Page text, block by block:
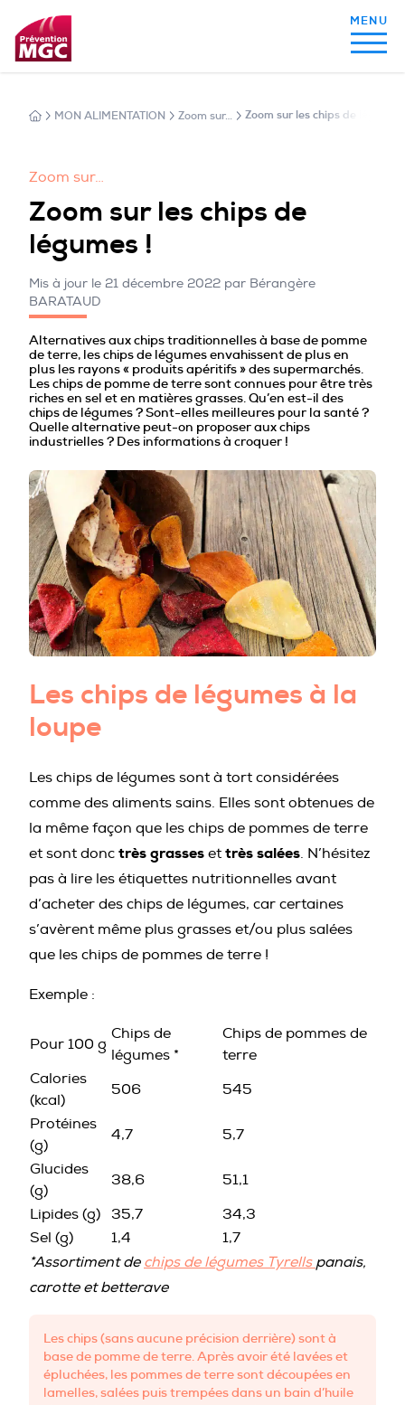
MON ALIMENTATION
MA SANTÉ AU QUOTIDIEN
PROFESSIONNELS DE LA PRÉVENTION
MON ALIMENTATION Zoom sur… Zoom sur les chips de légumes
Zoom sur…
Zoom sur les chips de
légumes !
Mis à jour le 21 décembre 2022 par Bérangère
BARATAUD
Alternatives aux chips traditionnelles à base de pomme
de terre, les chips de légumes envahissent de plus en
plus les rayons « produits apéritifs » des supermarchés.
Les chips de pomme de terre sont connues pour être très
riches en sel et en matières grasses. Qu’en est-il des
chips de légumes ? Sont-elles meilleures pour la santé ?
Quelle alternative peut-on proposer aux chips
industrielles ? Des informations à croquer !
Les chips de légumes à la
loupe
Les chips de légumes sont à tort considérées
comme des aliments sains. Elles sont obtenues de
la même façon que les chips de pommes de terre
et sont donc très grasses et très salées. N’hésitez
pas à lire les étiquettes nutritionnelles avant
d’acheter des chips de légumes, car certaines
s’avèrent même plus grasses et/ou plus salées
que les chips de pommes de terre !
Exemple :
Pour 100 g
Chips de
légumes *
Chips de pommes de
terre
Calories
(kcal)
506
545
Protéines
(g)
4,7
5,7
Glucides
(g)
38,6
51,1
Lipides (g)
35,7
34,3
Sel (g)
1,4
1,7
*Assortiment de chips de légumes Tyrells panais,
carotte et betterave
Les chips (sans aucune précision derrière) sont à
base de pomme de terre. Après avoir été lavées et
épluchées, les pommes de terre sont découpées en
lamelles, salées puis trempées dans un bain d’huile